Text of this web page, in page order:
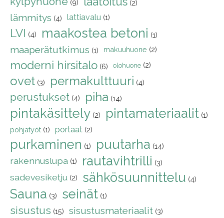
(9) (2)
lämmitys (4) lattiavalu (1)
LVI (4) maakostea betoni (1)
maaperätutkimus (1) makuuhuone (2)
moderni hirsitalo (6) olohuone (2)
ovet (3) permakulttuuri (4)
perustukset (4) piha (14)
pintakäsittely (2) pintamateriaalit (1)
pohjatyöt (1) portaat (2)
purkaminen (1) puutarha (14)
rakennuslupa (1) rautavihtrilli (3)
sadevesiketju (2) sähkösuunnittelu (4)
Sauna (3) seinät (1)
sisustus (15) sisustusmateriaalit (3)